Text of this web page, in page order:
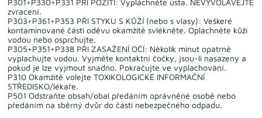
P301+P330+P331 PŘI POŽITÍ: Vypláchněte ústa. NEVYVOLÁVEJTE
zvracení.
P303+P361+P353 PŘI STYKU S KŮŽÍ (nebo s vlasy): Veškeré
kontaminované části oděvu okamžitě svlékněte. Opláchněte kůži
vodou nebo osprchujte.
P305+P351+P338 PŘI ZASAŽENÍ OČÍ: Několik minut opatrně
vyplachujte vodou. Vyjměte kontaktní čočky, jsou-li nasazeny a
pokud je lze vyjmout snadno. Pokračujte ve vyplachování.
P310 Okamžitě volejte TOXIKOLOGICKÉ INFORMAČNÍ
STŘEDISKO/lékaře.
P501 Odstraňte obsah/obal předáním oprávněné osobě nebo
předáním na sběrný dvůr do části nebezpečného odpadu.